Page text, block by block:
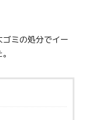
ミの処分でイー